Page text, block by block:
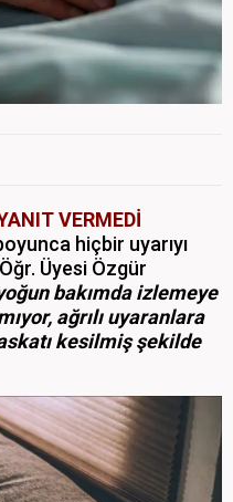
VERMEDİ
hiçbir uyarıyı
Üyesi Özgür
bakımda izlemeye
ağrılı uyaranlara
kesilmiş şekilde